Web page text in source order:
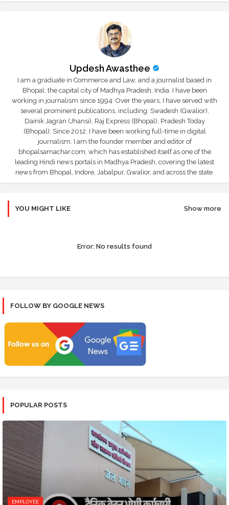
Updesh Awasthee
I am a graduate in Commerce and Law, and a journalist based in
Bhopal, the capital city of Madhya Pradesh, India. I have been
working in journalism since 1994. Over the years, I have served with
several prominent publications, including: Swadesh (Gwalior),
Dainik Jagran (Jhansi), Raj Express (Bhopal), Pradesh Today
(Bhopal); Since 2012, I have been working full-time in digital
journalism. I am the founder member and editor of
bhopalsamachar.com, which has established itself as one of the
leading Hindi news portals in Madhya Pradesh, covering the latest
news from Bhopal, Indore, Jabalpur, Gwalior, and across the state.
YOU MIGHT LIKE Show more
Error: No results found
FOLLOW BY GOOGLE NEWS
POPULAR POSTS
EMPLOYEE